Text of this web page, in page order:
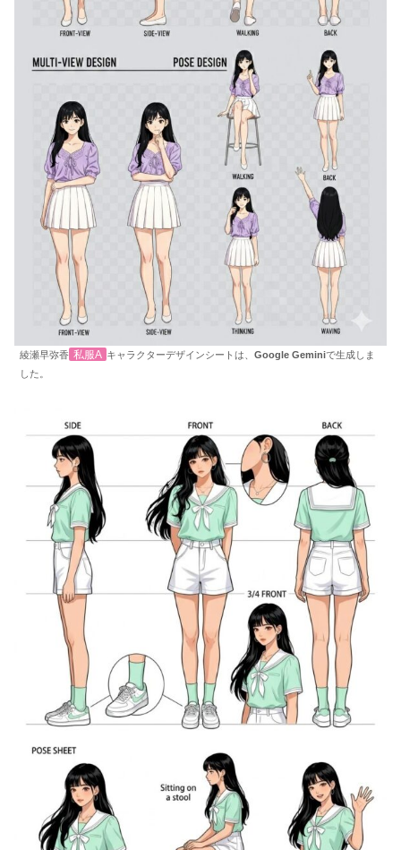
綾瀬早弥香 私服A キャラクターデザインシートは、 Google Geminiで生成しま
した。